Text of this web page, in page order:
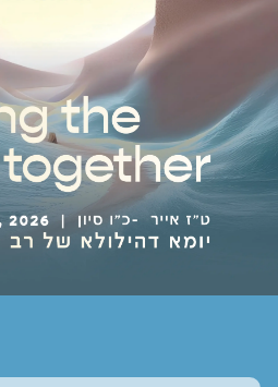
Donate Join Us